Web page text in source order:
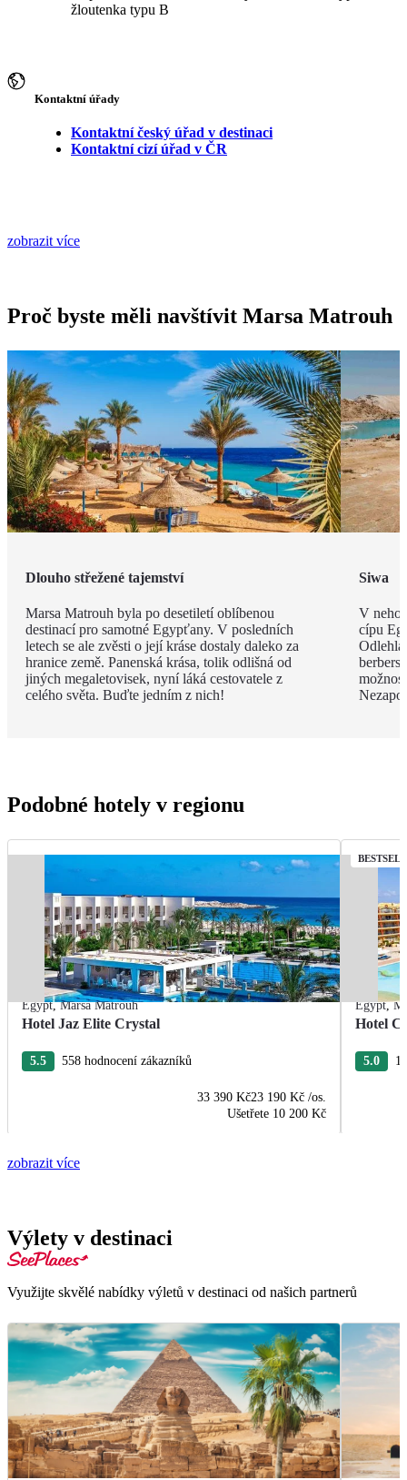
žloutenka typu B
Kontaktní úřady
Kontaktní český úřad v destinaci
Kontaktní cizí úřad v ČR
zobrazit více
Proč byste měli navštívit Marsa Matrouh
Dlouho střežené tajemství
Marsa Matrouh byla po desetiletí oblíbenou
destinací pro samotné Egypťany. V posledních
letech se ale zvěsti o její kráse dostaly daleko za
hranice země. Panenská krása, tolik odlišná od
jiných megaletovisek, nyní láká cestovatele z
celého světa. Buďte jedním z nich!
Siwa
V
cípu
Odlehlá
Podobné hotely v regionu
Egypt,Marsa Matrouh
Hotel Jaz Elite Crystal
5.5 558 hodnocení zákazníků
33 390 Kč23 190 Kč /os.
Ušetřete 10 200 Kč
Egypt,
Hotel
5.0
zobrazit více
Výlety v destinaci
Využijte skvělé nabídky výletů v destinaci od našich partnerů